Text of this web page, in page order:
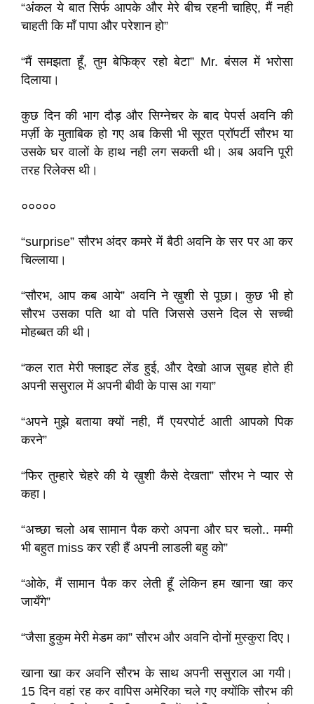
“अंकल ये बात सिर्फ आपके और मेरे बीच रहनी चाहिए, मैं नही
चाहती कि माँ पापा और परेशान हो”
“मैं समझता हूँ, तुम बेफिक्र रहो बेटा” Mr. बंसल में भरोसा
दिलाया।
कुछ दिन की भाग दौड़ और सिग्नेचर के बाद पेपर्स अवनि की
मर्ज़ी के मुताबिक हो गए अब किसी भी सूरत प्रॉपर्टी सौरभ या
उसके घर वालों के हाथ नही लग सकती थी। अब अवनि पूरी
तरह रिलेक्स थी।
०००००
“surprise” सौरभ अंदर कमरे में बैठी अवनि के सर पर आ कर
चिल्लाया।
“सौरभ, आप कब आये” अवनि ने ख़ुशी से पूछा। कुछ भी हो
सौरभ उसका पति था वो पति जिससे उसने दिल से सच्ची
मोहब्बत की थी।
“कल रात मेरी फ्लाइट लेंड हुई, और देखो आज सुबह होते ही
अपनी ससुराल में अपनी बीवी के पास आ गया”
“अपने मुझे बताया क्यों नही, मैं एयरपोर्ट आती आपको पिक
करने”
“फिर तुम्हारे चेहरे की ये ख़ुशी कैसे देखता” सौरभ ने प्यार से
कहा।
“अच्छा चलो अब सामान पैक करो अपना और घर चलो.. मम्मी
भी बहुत miss कर रही हैं अपनी लाडली बहु को”
“ओके, मैं सामान पैक कर लेती हूँ लेकिन हम खाना खा कर
जायँगे”
“जैसा हुकुम मेरी मेडम का” सौरभ और अवनि दोनों मुस्कुरा दिए।
खाना खा कर अवनि सौरभ के साथ अपनी ससुराल आ गयी।
15 दिन वहां रह कर वापिस अमेरिका चले गए क्योंकि सौरभ की